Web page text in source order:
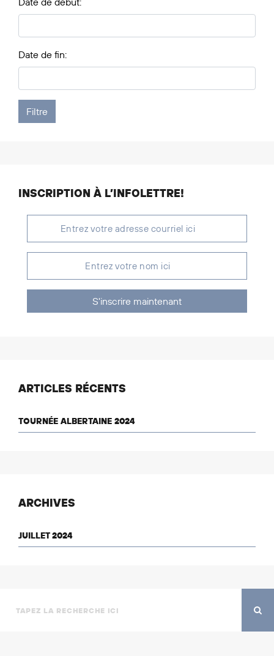
Date de fin:
INSCRIPTION À L’INFOLETTRE!
S'inscrire maintenant
ARTICLES RÉCENTS
TOURNÉE ALBERTAINE 2024
ARCHIVES
JUILLET 2024